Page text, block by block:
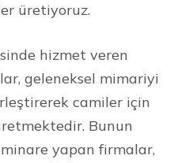
üretiyoruz.
hizmet veren
geleneksel mimariyi
camiler için
Bunun
yapan firmalar,